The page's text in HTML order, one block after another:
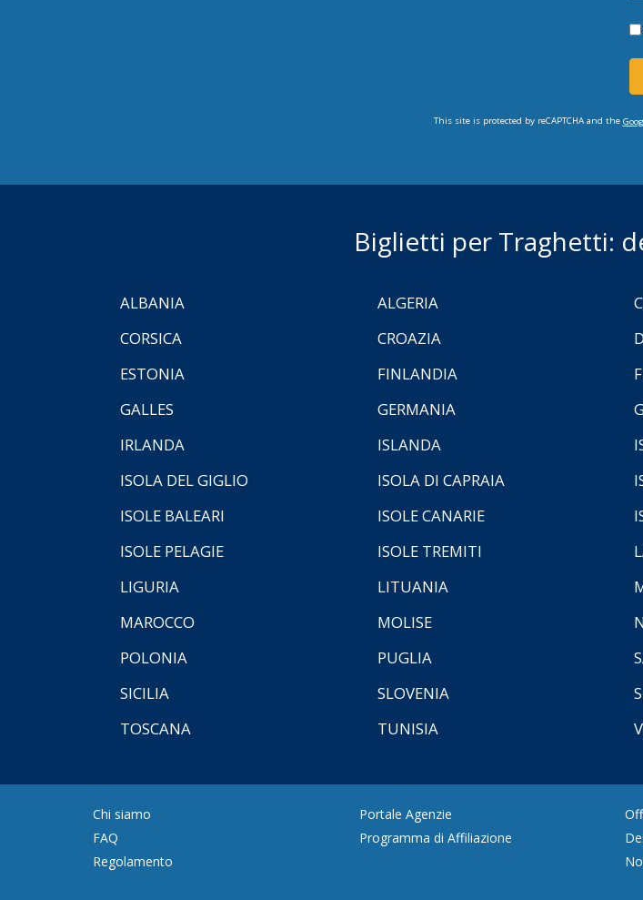
This site is protected by reCAPTCHA and the
Biglietti per Traghetti:
ALBANIA ALGERIA
CORSICA
CROAZIA
ESTONIA
FINLANDIA
GALLES
GERMANIA
IRLANDA
ISLANDA
ISOLA DEL GIGLIO
ISOLA DI CAPRAIA
ISOLE BALEARI
ISOLE CANARIE
ISOLE PELAGIE
ISOLE TREMITI
LIGURIA
LITUANIA
MAROCCO
MOLISE
POLONIA
PUGLIA
SICILIA
SLOVENIA
TOSCANA
TUNISIA
Chi siamo
FAQ
Regolamento
Portale Agenzie
Programma di Affiliazione